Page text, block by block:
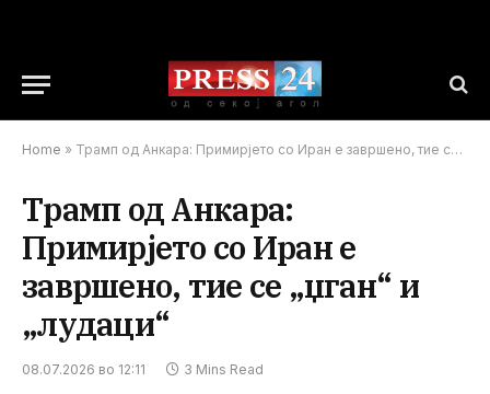
Home » Трамп од Анкара: Примирјето со Иран е завршено, тие се „џган“ и „лудаци“
Трамп од Анкара:
Примирјето со Иран е
завршено, тие се „џган“ и
„лудаци“
08.07.2026 во 12:11 3 Mins Read